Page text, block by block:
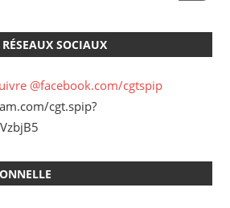
SOCIAUX
@facebook.com/cgtspip
cgt.spip?